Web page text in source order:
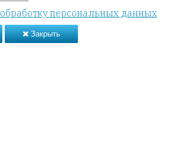
обработку персональных данных
Закрыть